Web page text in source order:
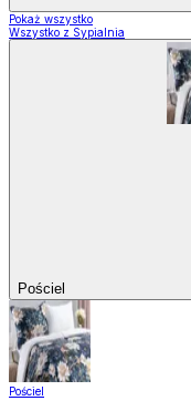
Pokaż wszystko
Wszystko z Sypialnia
Pościel
Pościel